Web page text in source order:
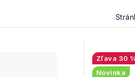
30 %
Novinka